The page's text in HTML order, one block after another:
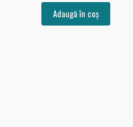
Adaugă în coș